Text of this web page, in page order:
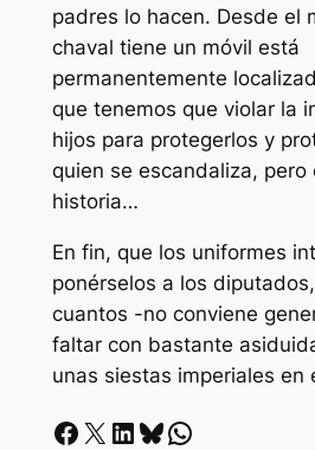
padres lo hacen. Desde el
chaval tiene un móvil está
permanentemente
que tenemos que violar la
hijos para protegerlos y
quien se escandaliza, pero
historia…
En fin, que los uniformes
ponérselos a los
cuantos -no conviene
faltar con bastante
unas siestas imperiales en
Facebook X LinkedIn Bluesky Whatsapp